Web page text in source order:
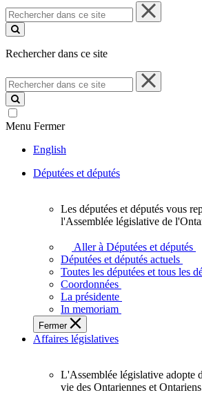
Rechercher
dans
ce
Rechercher dans ce site
Rechercher
dans
ce
site
Menu Fermer
English
Députées et députés
députés
vous
représentent
sein
de
l'Assemblée
législative
l'Ontario.
Les députées et députés vous
l'Assemblée législative de
Aller à Députées et députés
Députées et députés actuels
Toutes les députées et tous les
Coordonnées
La présidente
In memoriam
Fermer
Affaires législatives
L'Assemblée
L'Assemblée législative adopte
vie des Ontariennes et